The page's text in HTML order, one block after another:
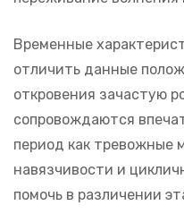
Временные
отличить данные
откровения зачастую
сопровождаются
период как тревожные
навязчивости и
помочь в различении